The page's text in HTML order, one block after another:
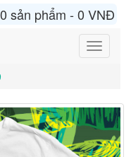
0 sản phẩm - 0 VNĐ
Toggle